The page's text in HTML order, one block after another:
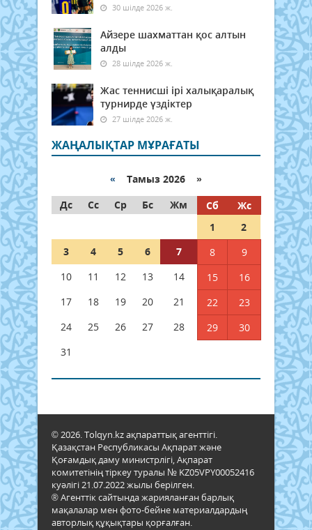
30 шілде 2026 ж.
Айзере шахматтан қос алтын
алды
28 шілде 2026 ж.
Жас теннисші ірі халықаралық
турнирде үздіктер
27 шілде 2026 ж.
ЖАҢАЛЫҚТАР МҰРАҒАТЫ
« Тамыз 2026 »
Дс
Сс Ср Бс Жм Сб
Жс
1
2
3
4 5 6 7 8
9
10
11 12 13 14 15
16
17
18 19 20 21 22
23
24
25 26 27 28 29
30
31
© 2026. Tolqyn.kz ақпараттық агенттігі.
Қазақстан Республикасы Ақпарат және
Қоғамдық даму министрлігі, Ақпарат
комитетінің тіркеу туралы № KZ05VPY00052416
куәлігі 21.07.2022 жылы берілген.
® Агенттік сайтында жарияланған барлық
мақалалар мен фото-бейне материалдардың
авторлық құқықтары қорғалған.